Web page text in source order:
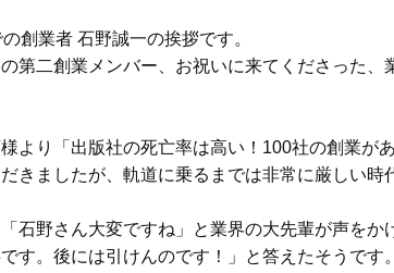
創業者 石野誠一の挨拶です。
第二創業メンバー、お祝いに来てくださった
より「出版社の死亡率は高い！100社の創業が
きましたが、軌道に乗るまでは非常に厳しい時
石野さん大変ですね」と業界の大先輩が声をか
す。後には引けんのです！」と答えたそうで